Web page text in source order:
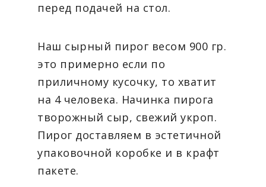
перед подачей на стол.
Наш сырный пирог весом 900 гр.
это примерно если по
приличному кусочку, то хватит
на 4 человека. Начинка пирога
творожный сыр, свежий укроп.
Пирог доставляем в эстетичной
упаковочной коробке и в крафт
пакете.